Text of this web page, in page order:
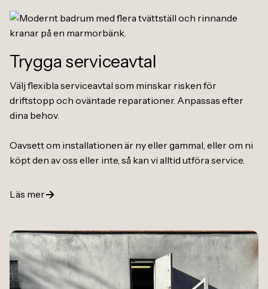
Trygga serviceavtal
Välj flexibla serviceavtal som minskar risken för
driftstopp och oväntade reparationer. Anpassas efter
dina behov.
Oavsett om installationen är ny eller gammal, eller om ni
köpt den av oss eller inte, så kan vi alltid utföra service.
Läs mer